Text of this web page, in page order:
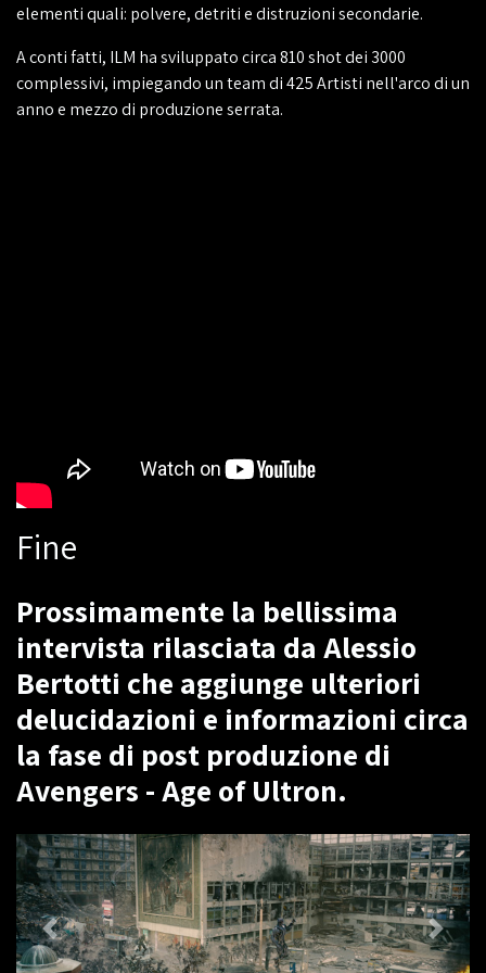
elementi quali: polvere, detriti e distruzioni secondarie.
A conti fatti, ILM ha sviluppato circa 810 shot dei 3000
complessivi, impiegando un team di 425 Artisti nell'arco di un
anno e mezzo di produzione serrata.
Fine
Prossimamente la bellissima
intervista rilasciata da Alessio
Bertotti che aggiunge ulteriori
delucidazioni e informazioni circa
la fase di post produzione di
Avengers - Age of Ultron.